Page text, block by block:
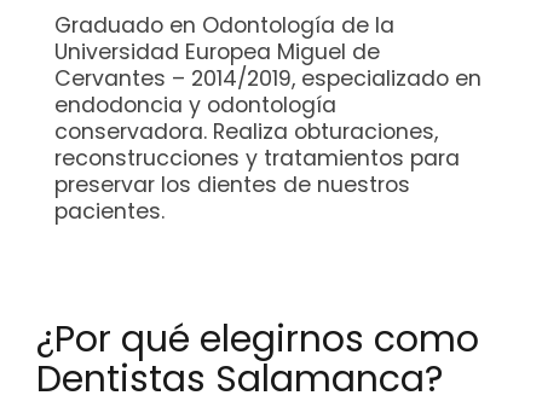
Graduado en Odontología de la
Universidad Europea Miguel de
Cervantes – 2014/2019, especializado en
endodoncia y odontología
conservadora. Realiza obturaciones,
reconstrucciones y tratamientos para
preservar los dientes de nuestros
pacientes.
¿Por qué elegirnos como
Dentistas Salamanca?